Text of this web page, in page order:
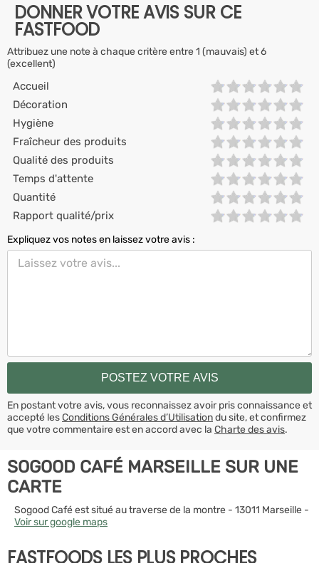
DONNER VOTRE AVIS SUR CE
FASTFOOD
Attribuez une note à chaque critère entre 1 (mauvais) et 6
(excellent)
Accueil
Décoration
Hygiène
Fraîcheur des produits
Qualité des produits
Temps d'attente
Quantité
Rapport qualité/prix
Expliquez vos notes en laissez votre avis :
En postant votre avis, vous reconnaissez avoir pris connaissance et
accepté lesConditions Générales d’Utilisationdu site, et confirmez
que votre commentaire est en accord avec la Charte des avis.
SOGOOD CAFÉ MARSEILLE SUR UNE
CARTE
Sogood Café est situé au traverse de la montre - 13011 Marseille -
Voir sur google maps
FASTFOODS LES PLUS PROCHES